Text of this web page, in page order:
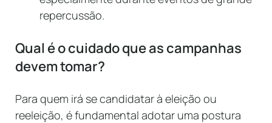
repercussão.
Qual é o cuidado que as campanhas
devem tomar?
Para quem irá se candidatar à eleição ou
reeleição, é fundamental adotar uma postura